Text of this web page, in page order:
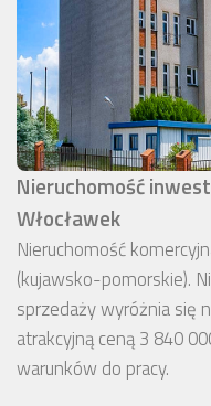
Nieruchomość
Włocławek
Nieruchomość
(kujawsko-pomorskie).
sprzedaży wyróżnia się
atrakcyjną ceną 3 840
warunków do pracy.